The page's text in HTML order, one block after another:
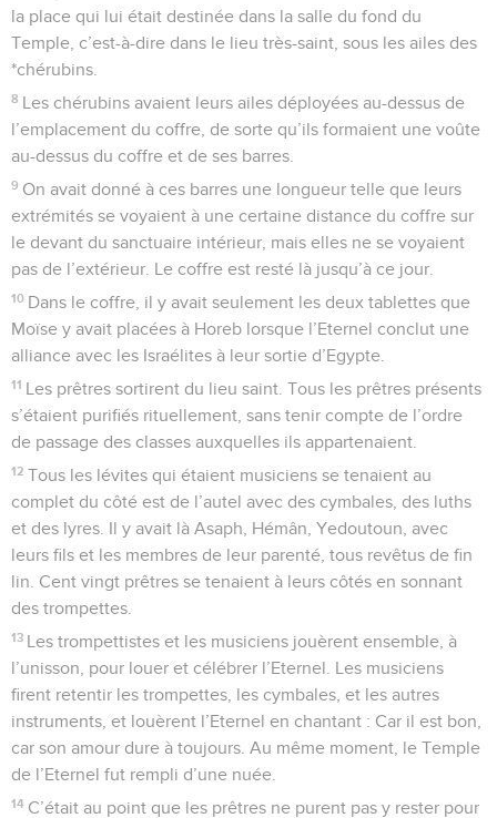
la place qui lui était destinée dans la salle du fond du
Temple, c’est-à-dire dans le lieu très-saint, sous les ailes des
*chérubins.
8 Les chérubins avaient leurs ailes déployées au-dessus de
l’emplacement du coffre, de sorte qu’ils formaient une voûte
au-dessus du coffre et de ses barres.
9 On avait donné à ces barres une longueur telle que leurs
extrémités se voyaient à une certaine distance du coffre sur
le devant du sanctuaire intérieur, mais elles ne se voyaient
pas de l’extérieur. Le coffre est resté là jusqu’à ce jour.
10 Dans le coffre, il y avait seulement les deux tablettes que
Moïse y avait placées à Horeb lorsque l’Eternel conclut une
alliance avec les Israélites à leur sortie d’Egypte.
11 Les prêtres sortirent du lieu saint. Tous les prêtres présents
s’étaient purifiés rituellement, sans tenir compte de l’ordre
de passage des classes auxquelles ils appartenaient.
12 Tous les lévites qui étaient musiciens se tenaient au
complet du côté est de l’autel avec des cymbales, des luths
et des lyres. Il y avait là Asaph, Hémân, Yedoutoun, avec
leurs fils et les membres de leur parenté, tous revêtus de fin
lin. Cent vingt prêtres se tenaient à leurs côtés en sonnant
des trompettes.
13 Les trompettistes et les musiciens jouèrent ensemble, à
l’unisson, pour louer et célébrer l’Eternel. Les musiciens
firent retentir les trompettes, les cymbales, et les autres
instruments, et louèrent l’Eternel en chantant : Car il est bon,
car son amour dure à toujours. Au même moment, le Temple
de l’Eternel fut rempli d’une nuée.
14 C’était au point que les prêtres ne purent pas y rester pour